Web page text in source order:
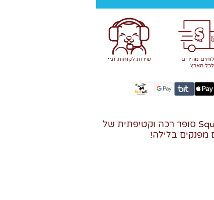
מהירים
לכל הארץ
שירות לקוחות זמין
בובת חיבוקי Squishmallow סופר רכה וקטיפתית של
מפנקים בלילה!